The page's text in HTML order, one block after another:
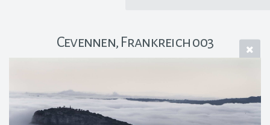
Cevennen, Frankreich 003